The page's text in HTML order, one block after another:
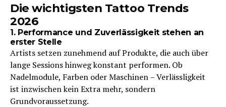
Die wichtigsten Tattoo Trends
2026
1. Performance und Zuverlässigkeit stehen an
erster Stelle
Artists setzen zunehmend auf Produkte, die auch über
lange Sessions hinweg konstant performen. Ob
Nadelmodule, Farben oder Maschinen – Verlässligkeit
ist inzwischen kein Extra mehr, sondern
Grundvoraussetzung.